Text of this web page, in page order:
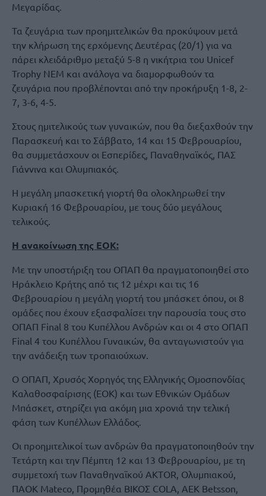
Μεγαρίδας.
Τα ζευγάρια των προημιτελικών θα προκύψουν μετά
την κλήρωση της ερχόμενης Δευτέρας (20/1) για να
πάρει κλειδάριθμο μεταξύ 5-8 η νικήτρια του Unicef
Trophy ΝΕΜ και ανάλογα να διαμορφωθούν τα
ζευγάρια που προβλέπονται από την προκήρυξη 1-8, 2-
7, 3-6, 4-5.
Στους ημιτελικούς των γυναικών, που θα διεξαχθούν την
Παρασκευή και το Σάββατο, 14 και 15 Φεβρουαρίου,
θα συμμετάσχουν οι Εσπερίδες, Παναθηναϊκός, ΠΑΣ
Γιάννινα και Ολυμπιακός.
Η μεγάλη μπασκετική γιορτή θα ολοκληρωθεί την
Κυριακή 16 Φεβρουαρίου, με τους δύο μεγάλους
τελικούς.
Η ανακοίνωση της ΕΟΚ:
Με την υποστήριξη του ΟΠΑΠ θα πραγματοποιηθεί στο
Ηράκλειο Κρήτης από τις 12 μέχρι και τις 16
Φεβρουαρίου η μεγάλη γιορτή του μπάσκετ όπου, οι 8
ομάδες που έχουν εξασφαλίσει την παρουσία τους στο
ΟΠΑΠ Final 8 του Κυπέλλου Ανδρών και οι 4 στο ΟΠΑΠ
Final 4 του Κυπέλλου Γυναικών, θα ανταγωνιστούν για
την ανάδειξη των τροπαιούχων.
Ο ΟΠΑΠ, Χρυσός Χορηγός της Ελληνικής Ομοσπονδίας
Καλαθοσφαίρισης (ΕΟΚ) και των Εθνικών Ομάδων
Μπάσκετ, στηρίζει για ακόμη μια χρονιά την τελική
φάση των Κυπέλλων Ελλάδος.
Οι προημιτελικοί των ανδρών θα πραγματοποιηθούν την
Τετάρτη και την Πέμπτη 12 και 13 Φεβρουαρίου, με τη
συμμετοχή των Παναθηναϊκού AKTOR, Ολυμπιακού,
ΠΑΟΚ Mateco, Προμηθέα BIKOΣ COLA, ΑΕΚ Betsson,